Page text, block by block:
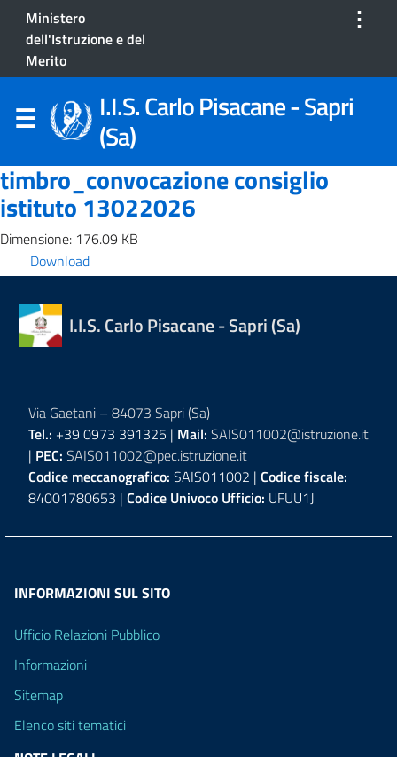
Ministero
dell'Istruzione e del
Merito
⋮
I.I.S. Carlo Pisacane - Sapri
(Sa)
timbro_convocazione consiglio
istituto 13022026
Dimensione: 176.09 KB
Download
I.I.S. Carlo Pisacane - Sapri (Sa)
Via Gaetani – 84073 Sapri (Sa)
Tel.: +39 0973 391325 | Mail: SAIS011002@istruzione.it
| PEC: SAIS011002@pec.istruzione.it
Codice meccanografico: SAIS011002 | Codice fiscale:
84001780653 | Codice Univoco Ufficio: UFUU1J
INFORMAZIONI SUL SITO
Ufficio Relazioni Pubblico
Informazioni
Sitemap
Elenco siti tematici